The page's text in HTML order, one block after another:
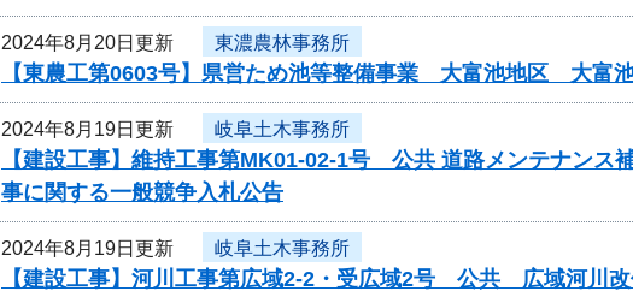
2024年8月20日更新 東濃農林事務所
【東農工第0603号】県営ため池等整備事業 大富池地区 大富
2024年8月19日更新 岐阜土木事務所
【建設工事】維持工事第MK01-02-1号 公共 道路メンテナンス
事に関する一般競争入札公告
2024年8月19日更新 岐阜土木事務所
【建設工事】河川工事第広域2-2・受広域2号 公共 広域河川